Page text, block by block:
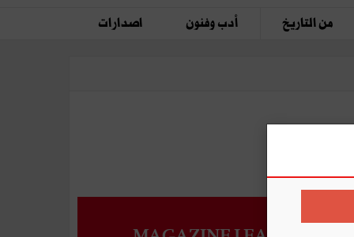
من التاريخ أدب وفنون اصدارات